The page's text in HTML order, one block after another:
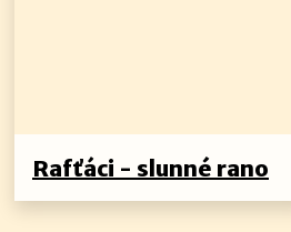
Rafťáci - slunné rano